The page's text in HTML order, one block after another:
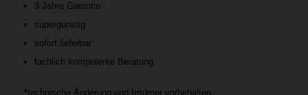
3 Jahre Garantie
supergünstig
sofort lieferbar
fachlich kompetente Beratung
*technische Änderung und Irrtümer vorbehalten